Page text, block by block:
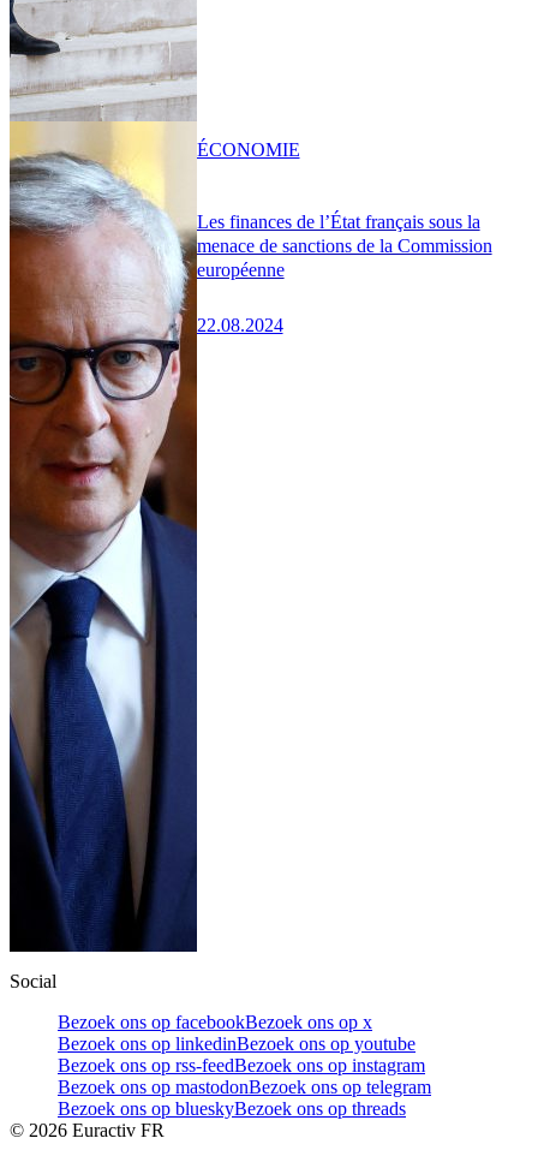
Les finances de l’État français sous la
menace de sanctions de la Commission
européenne
22.08.2024
ÉCONOMIE
Social
Bezoek ons op facebookBezoek ons op x
Bezoek ons op linkedinBezoek ons op youtube
Bezoek ons op rss-feedBezoek ons op instagram
Bezoek ons op mastodonBezoek ons op telegram
Bezoek ons op blueskyBezoek ons op threads
© 2026 Euractiv FR